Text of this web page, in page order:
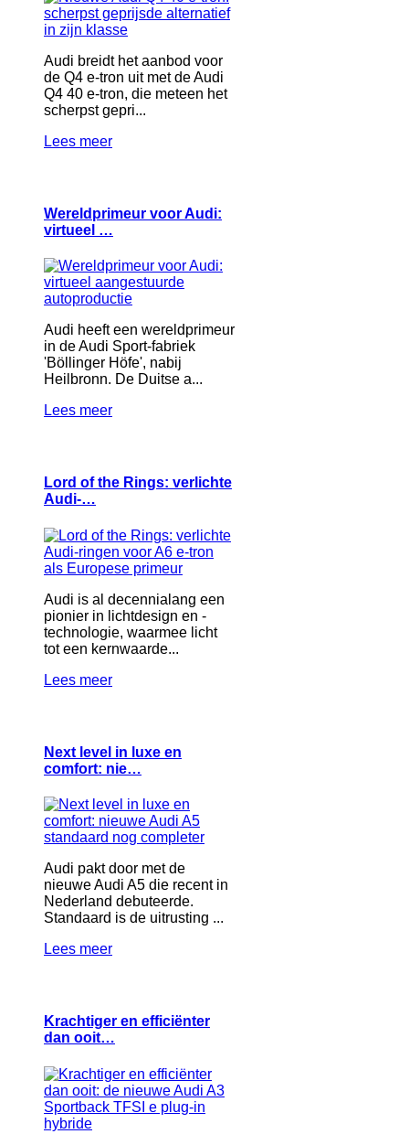
Audi breidt het aanbod voor
de Q4 e-tron uit met de Audi
Q4 40 e-tron, die meteen het
scherpst gepri...
Lees meer
Wereldprimeur voor Audi:
virtueel …
Audi heeft een wereldprimeur
in de Audi Sport-fabriek
'Böllinger Höfe', nabij
Heilbronn. De Duitse a...
Lees meer
Lord of the Rings: verlichte
Audi-…
Audi is al decennialang een
pionier in lichtdesign en -
technologie, waarmee licht
tot een kernwaarde...
Lees meer
Next level in luxe en
comfort: nie…
Audi pakt door met de
nieuwe Audi A5 die recent in
Nederland debuteerde.
Standaard is de uitrusting ...
Lees meer
Krachtiger en efficiënter
dan ooit…